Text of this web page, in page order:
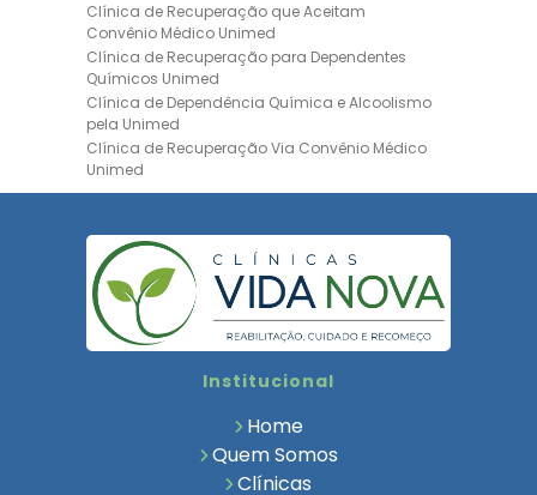
Clínica de Recuperação que Aceitam
Convênio Médico Unimed
Clínica de Recuperação para Dependentes
Químicos Unimed
Clínica de Dependência Química e Alcoolismo
pela Unimed
Clínica de Recuperação Via Convênio Médico
Unimed
Clínica de Recuperação Convênio Bradesco
Bradesco Saúde
Hospital Psiquiátrico para Dependentes
Químicos Unimed
Internação Unimed para Dependentes
Químicos
Bradesco Saúde
Clinica de Recuperação de Dependentes
Institucional
Home
Quem Somos
Clínicas